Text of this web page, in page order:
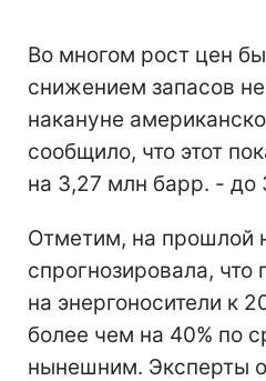
Во многом рост цен
снижением запасов
накануне
сообщило, что этот
на 3,27 млн барр. - до
Отметим, на прошлой
спрогнозировала, что
на энергоносители к
более чем на 40% по
нынешним. Эксперты